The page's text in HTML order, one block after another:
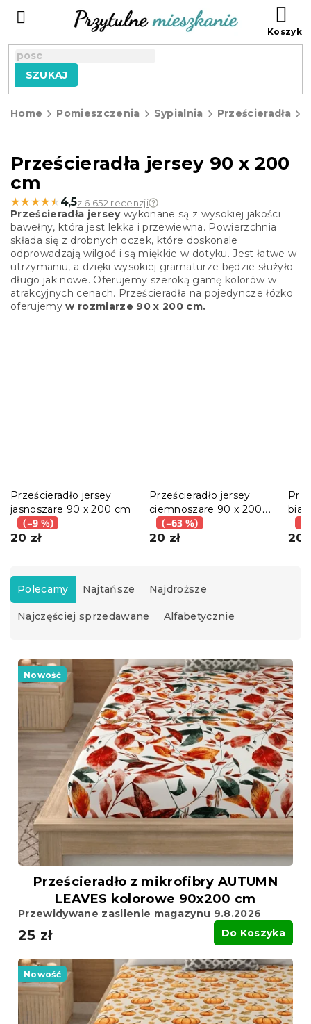
SZUKAJ
Home Pomieszczenia Sypialnia Prześcieradła
Prześcieradła jersey 90 x 200
cm
★★★★★
★★★★★ 4,5z 6 652 recenzji
Prześcieradła jerseywykonane są z wysokiej jakości
bawełny, która jest lekka i przewiewna. Powierzchnia
składa się z drobnych oczek, które doskonale
odprowadzają wilgoć i są miękkie w dotyku. Jest łatwe w
utrzymaniu, a dzięki wysokiej gramaturze będzie służyło
długo jak nowe. Oferujemy szeroką gamę kolorów w
atrakcyjnych cenach. Prześcieradła na pojedyncze łóżko
oferujemyw rozmiarze 90 x 200 cm.
Prześcieradło jersey
jasnoszare 90 x 200 cm
(–9 %)
20 zł
Prześcieradło jersey
ciemnoszare 90 x 200
cm(–63 %)
20 zł 20
S
o
r
n
e
p
o
k
ó
w
Polecamy Najtańsze Najdroższe
Najczęściej sprzedawane Alfabetycznie
L
p
o
k
ó
w
Nowość
Prześcieradło z mikrofibry AUTUMN
LEAVES kolorowe 90x200 cm
Przewidywane zasilenie magazynu 9.8.2026
25 zł Do Koszyka
Nowość